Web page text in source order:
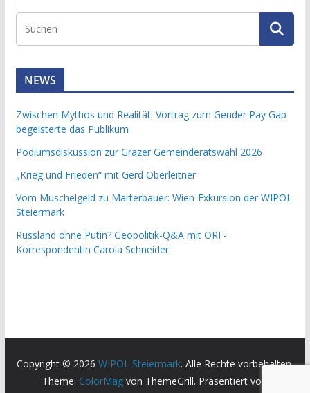
NEWS
Zwischen Mythos und Realität: Vortrag zum Gender Pay Gap
begeisterte das Publikum
Podiumsdiskussion zur Grazer Gemeinderatswahl 2026
„Krieg und Frieden“ mit Gerd Oberleitner
Vom Muschelgeld zu Marterbauer: Wien-Exkursion der WIPOL
Steiermark
Russland ohne Putin? Geopolitik-Q&A mit ORF-
Korrespondentin Carola Schneider
Copyright © 2026 WIPOL Steiermark. Alle Rechte vorbehalten.
Theme: ColorMag von ThemeGrill. Präsentiert von